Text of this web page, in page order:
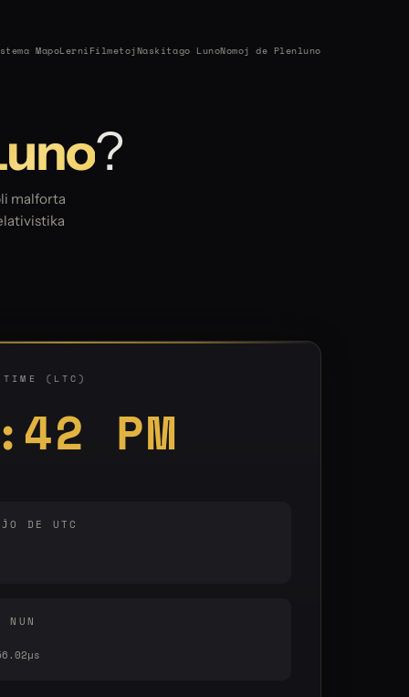
MapoLerniFilmetojNaskitago LunoNomoj de Plenluno
?
malforta
TIME (LTC)
PM
DE UTC
NUN